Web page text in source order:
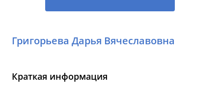
Григорьева Дарья Вячеславовна
Краткая информация